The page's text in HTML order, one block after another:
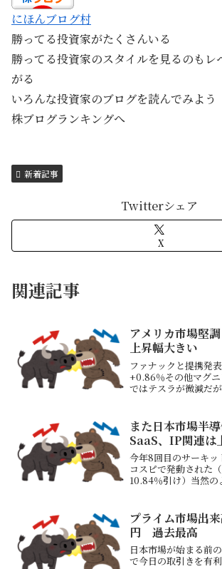
にほんブログ村
勝ってる投資家がたくさんいる
勝ってる投資家のスタイルを見るのもレ
がる
いろんな投資家のブログを読んでみよう
株ブログランキングへ
新着記事
Twitterシェア
X
関連記事
アメリカ市場堅
上昇幅大きい
ファナックと提携発
+0.86％その他マグ
ではテスラが微減だ
氏、新たな燃費基準
高騰への対応念頭...
また日本市場半
SaaS、IP関連は
今年8回目のサーキ
コスピで発動された
10.84％引け）当然の
デバイス、化学、蓄
下落（キオ...
プライム市場出
円 過去最高
日本市場が始まる前
で今日の取引きを有利